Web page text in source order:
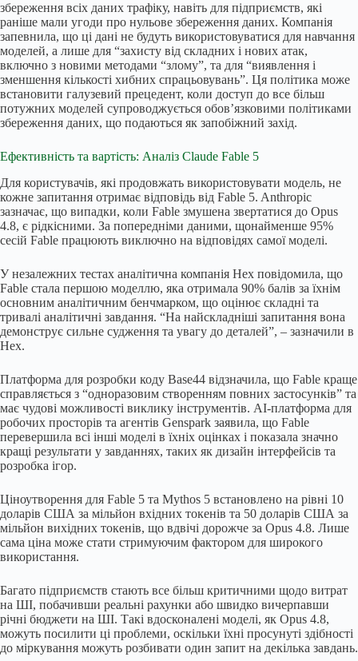
збереження всіх даних трафіку, навіть для підприємств, які
раніше мали угоди про нульове збереження даних. Компанія
запевнила, що ці дані не будуть використовуватися для навчання
моделей, а лише для “захисту від складних і нових атак,
включно з новими методами “злому”, та для “виявлення і
зменшення кількості хибних спрацьовувань”. Ця політика може
встановити галузевий прецедент, коли доступ до все більш
потужних моделей супроводжується обов’язковими політиками
збереження даних, що подаються як запобіжний захід.
Ефективність та вартість: Аналіз Claude Fable 5
Для користувачів, які продовжать використовувати модель, не
кожне запитання отримає відповідь від Fable 5. Anthropic
зазначає, що випадки, коли Fable змушена звертатися до Opus
4.8, є рідкісними. За попередніми даними, щонайменше 95%
сесій Fable працюють виключно на відповідях самої моделі.
У незалежних тестах аналітична компанія Hex повідомила, що
Fable стала першою моделлю, яка отримала 90% балів за їхнім
основним аналітичним бенчмарком, що оцінює складні та
тривалі аналітичні завдання. “На найскладніші запитання вона
демонструє сильне судження та увагу до деталей”, – зазначили в
Hex.
Платформа для розробки коду Base44 відзначила, що Fable краще
справляється з “одноразовим створенням повних застосунків” та
має чудові можливості виклику інструментів. AI-платформа для
робочих просторів та агентів Genspark заявила, що Fable
перевершила всі інші моделі в їхніх оцінках і показала значно
кращі результати у завданнях, таких як дизайн інтерфейсів та
розробка ігор.
Ціноутворення для Fable 5 та Mythos 5 встановлено на рівні 10
доларів США за мільйон вхідних токенів та 50 доларів США за
мільйон вихідних токенів, що вдвічі дорожче за Opus 4.8. Лише
сама ціна може стати стримуючим фактором для широкого
використання.
Багато підприємств стають все більш критичними щодо витрат
на ШІ, побачивши реальні рахунки або швидко вичерпавши
річні бюджети на ШІ. Такі вдосконалені моделі, як Opus 4.8,
можуть посилити ці проблеми, оскільки їхні просунуті здібності
до міркування можуть розбивати один запит на декілька завдань.